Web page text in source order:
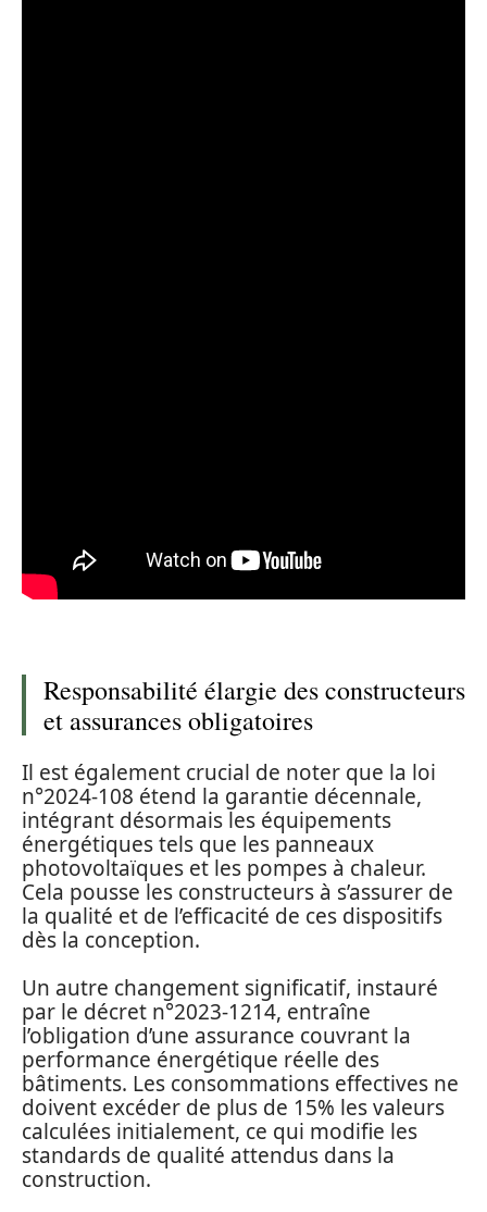
Responsabilité élargie des constructeurs
et assurances obligatoires
Il est également crucial de noter que la loi
n°2024-108 étend la garantie décennale,
intégrant désormais les équipements
énergétiques tels que les panneaux
photovoltaïques et les pompes à chaleur.
Cela pousse les constructeurs à s’assurer de
la qualité et de l’efficacité de ces dispositifs
dès la conception.
Un autre changement significatif, instauré
par le décret n°2023-1214, entraîne
l’obligation d’une assurance couvrant la
performance énergétique réelle des
bâtiments. Les consommations effectives ne
doivent excéder de plus de 15% les valeurs
calculées initialement, ce qui modifie les
standards de qualité attendus dans la
construction.